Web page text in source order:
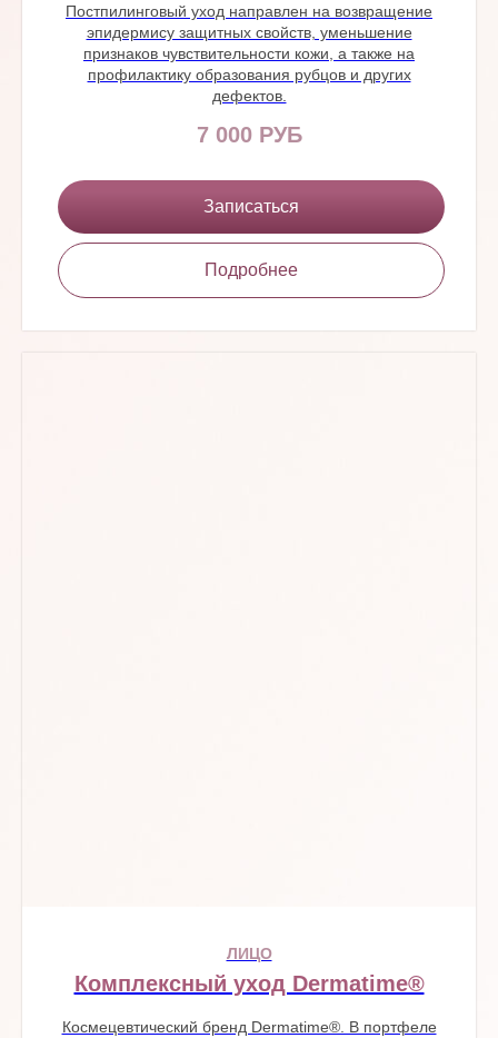
Постпилинговый уход направлен на возвращение
эпидермису защитных свойств, уменьшение
признаков чувствительности кожи, а также на
профилактику образования рубцов и других
дефектов.
7 000 РУБ
Записаться
Подробнее
ЛИЦО
Комплексный уход Dermatime®
Космецевтический бренд Dermatime®. В портфеле